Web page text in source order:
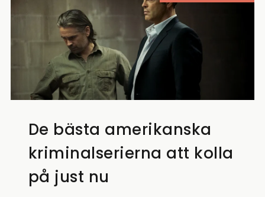
De bästa amerikanska
kriminalserierna att kolla
på just nu